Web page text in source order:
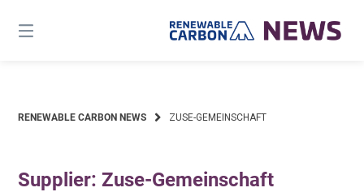
content
RENEWABLE CARBON NEWS ZUSE-GEMEINSCHAFT
Supplier: Zuse-Gemeinschaft